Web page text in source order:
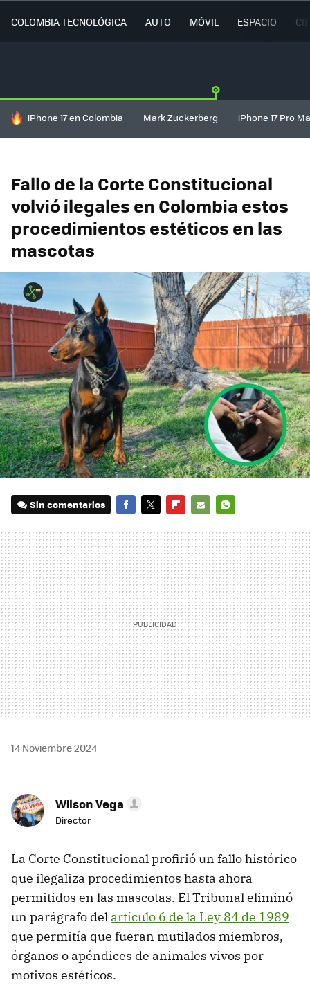
COLOMBIA TECNOLÓGICA AUTO MÓVIL ESPACIO
HOY SE HABLA DE
iPhone 17 en Colombia Mark Zuckerberg iPhone 17 Pro
Fallo de la Corte Constitucional
volvió ilegales en Colombia estos
procedimientos estéticos en las
mascotas
Sin comentarios
MAIL
14 Noviembre 2024
Wilson Vega
Director
La Corte Constitucional profirió un fallo histórico
que ilegaliza procedimientos hasta ahora
permitidos en las mascotas. El Tribunal eliminó
un parágrafo del artículo 6 de la Ley 84 de 1989
que permitía que fueran mutilados miembros,
órganos o apéndices de animales vivos por
motivos estéticos.